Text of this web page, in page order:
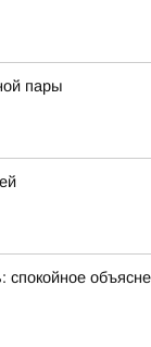
пары